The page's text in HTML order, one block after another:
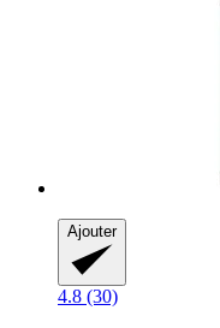
Ajouter
4.8 (30)